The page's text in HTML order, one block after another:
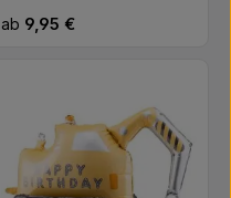
Regulärer Preis:
ab 9,95 €